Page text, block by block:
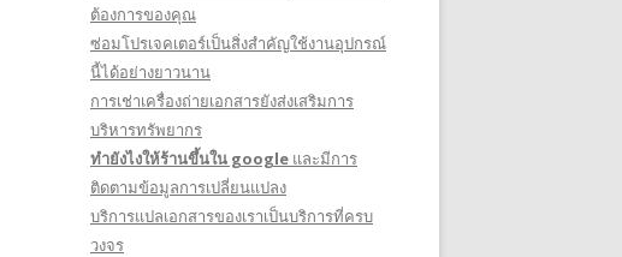
ต้องการของคุณ
ซ่อมโปรเจคเตอร์เป็นสิ่งสำคัญใช้งานอุปกรณ์
นี้ได้อย่างยาวนาน
การเช่าเครื่องถ่ายเอกสารยังส่งเสริมการ
บริหารทรัพยากร
ทํายังไงให้ร้านขึ้นใน google และมีการ
ติดตามข้อมูลการเปลี่ยนแปลง
บริการแปลเอกสารของเราเป็นบริการที่ครบ
วงจร